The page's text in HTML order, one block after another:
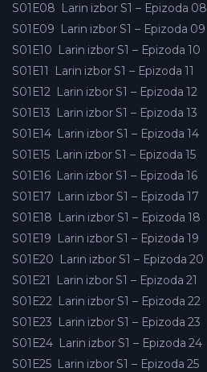
S01E08 Larin izbor S1 – Epizoda 08
S01E09 Larin izbor S1 – Epizoda 09
S01E10 Larin izbor S1 – Epizoda 10
S01E11
Larin izbor S1 – Epizoda 11
S01E12 Larin izbor S1 – Epizoda 12
S01E13 Larin izbor S1 – Epizoda 13
S01E14 Larin izbor S1 – Epizoda 14
S01E15 Larin izbor S1 – Epizoda 15
S01E16 Larin izbor S1 – Epizoda 16
S01E17 Larin izbor S1 – Epizoda 17
S01E18 Larin izbor S1 – Epizoda 18
S01E19 Larin izbor S1 – Epizoda 19
S01E20 Larin izbor S1 – Epizoda 20
S01E21
Larin izbor S1 – Epizoda 21
S01E22 Larin izbor S1 – Epizoda 22
S01E23 Larin izbor S1 – Epizoda 23
S01E24 Larin izbor S1 – Epizoda 24
S01E25 Larin izbor S1 – Epizoda 25